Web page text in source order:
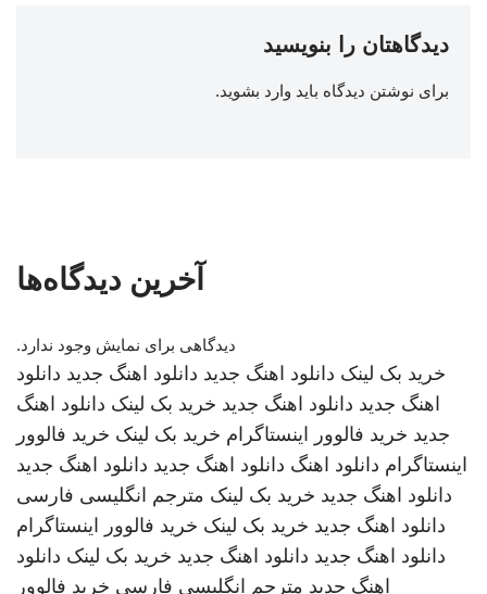
دیدگاهتان را بنویسید
برای نوشتن دیدگاه باید وارد بشوید.
آخرین دیدگاه‌ها
دیدگاهی برای نمایش وجود ندارد.
خرید بک لینک دانلود اهنگ جدید دانلود اهنگ جدید دانلود
اهنگ جدید دانلود اهنگ جدید خرید بک لینک دانلود اهنگ
جدید خرید فالوور اینستاگرام خرید بک لینک خرید فالوور
اینستاگرام دانلود اهنگ دانلود اهنگ جدید دانلود اهنگ جدید
دانلود اهنگ جدید خرید بک لینک مترجم انگلیسی فارسی
دانلود اهنگ جدید خرید بک لینک خرید فالوور اینستاگرام
دانلود اهنگ جدید دانلود اهنگ جدید خرید بک لینک دانلود
اهنگ جدید مترجم انگلیسی فارسی خرید فالوور